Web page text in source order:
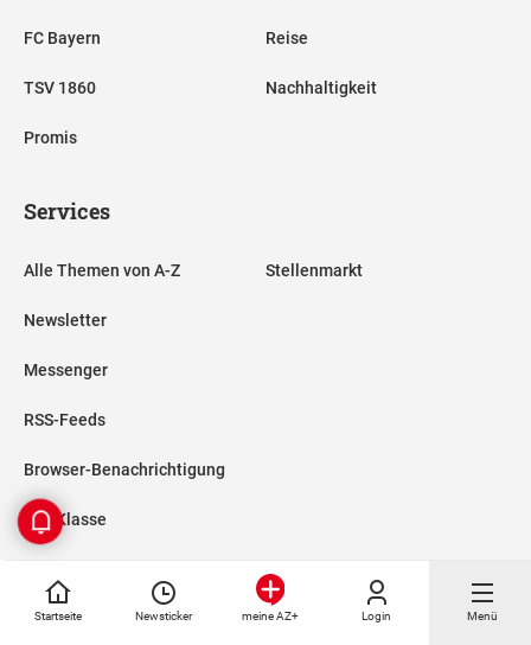
Startseite Newsticker meine AZ+ Login Menü
FC Bayern
TSV 1860
Promis
Reise
Nachhaltigkeit
Services
Alle Themen von A-Z
Newsletter
Messenger
RSS-Feeds
Browser-Benachrichtigung
Ess-Klasse
Spielplan, Kader FC Bayern
Stellenmarkt